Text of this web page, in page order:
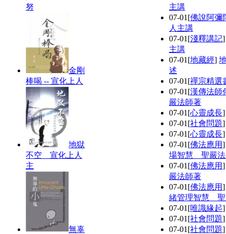
努
金剛
棒喝 -- 宣化上人
地獄
不空 宣化上人
主
無辜
主講
07-01 [佛說阿彌
人主講
07-01 [淺釋講記
主講
07-01 [地藏經]
述
07-01 [禪宗精選
07-01 [漢傳法師
嚴法師著
07-01 [心靈成長
07-01 [社會問題
07-01 [心靈成長
07-01 [佛法應用
場智慧 聖嚴
07-01 [佛法應用
嚴法師著
07-01 [佛法應用
緒管理智慧
07-01 [唯識緣起
07-01 [社會問題
07-01 [社會問題